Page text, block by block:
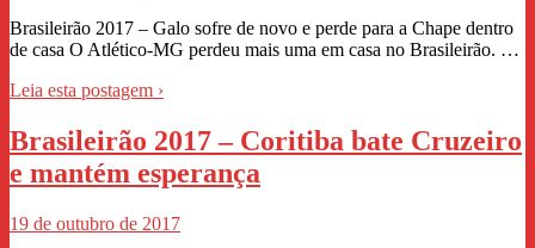
Brasileirão 2017 – Galo sofre de novo e perde para a Chape dentro
de casa O Atlético-MG perdeu mais uma em casa no Brasileirão. …
Leia esta postagem ›
Brasileirão 2017 – Coritiba bate Cruzeiro
e mantém esperança
19 de outubro de 2017